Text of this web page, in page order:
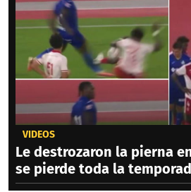
VIDEOS
Le destrozaron la pierna
se pierde toda la